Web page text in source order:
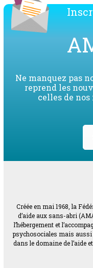
Ne manquez pas
reprend les
celles de
Créée en mai 1968, la
d’aide aux sans-abri
l’hébergement et
psychosociales mais
dans le domaine de l’aide